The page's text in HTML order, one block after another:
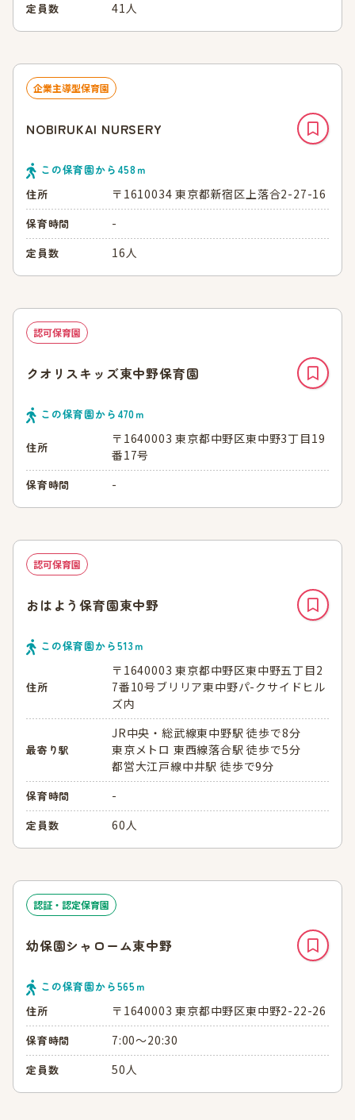
定員数 41人
企業主導型保育園
NOBIRUKAI NURSERY
この保育園から 458ｍ
住所
〒1610034 東京都新宿区上落合2-27-16
保育時間 -
定員数 16人
認可保育園
クオリスキッズ東中野保育園
この保育園から 470ｍ
住所
〒1640003 東京都中野区東中野3丁目19
番17号
保育時間 -
認可保育園
おはよう保育園東中野
この保育園から513ｍ
住所
〒1640003 東京都中野区東中野五丁目2
7番10号ブリリア東中野パ-クサイドヒル
ズ内
最寄り駅
JR中央・総武線東中野駅 徒歩で8分
東京メトロ 東西線落合駅 徒歩で5分
都営大江戸線中井駅 徒歩で9分
保育時間 -
定員数 60人
認証・認定保育園
幼保園シャローム東中野
この保育園から565ｍ
住所
〒1640003 東京都中野区東中野2-22-26
保育時間 7:00～20:30
定員数 50人